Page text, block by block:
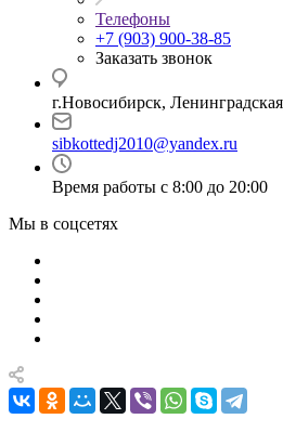
Телефоны
+7 (903) 900-38-85
Заказать звонок
г.Новосибирск,
sibkottedj2010@yandex.ru
Время работы с 8:00 до 20:00
Мы в соцсетях